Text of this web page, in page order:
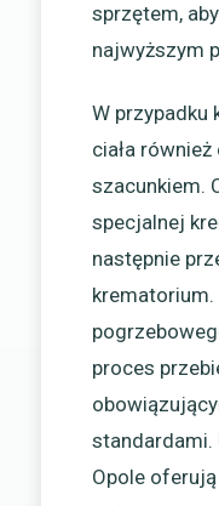
sprzętem,
najwyższym
W przypadku
ciała
szacunkiem.
specjalnej
następnie
krematorium.
proces
standardami.
Opole